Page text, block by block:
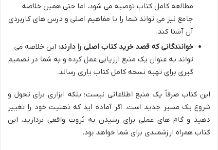
مطالعه کامل کتاب توصیه می شود، اما حتی همین خلاصه
جامع نیز می تواند شما را با مفاهیم اصلی و درس های کاربردی
آن آشنا کند.
خوانندگانی که قصد خرید کتاب اصلی را دارند: این خلاصه می
تواند به عنوان یک منبع ارزیابی عمل کرده و به شما در تصمیم
گیری برای تهیه نسخه کامل کتاب یاری رساند.
این کتاب صرفاً یک منبع اطلاعاتی نیست؛ بلکه ابزاری برای تحول و
شروع یک مسیر جدید است. اگر آماده اید که ذهنیت خود را تغییر
دهید و گام های عملی برای رسیدن به ثروت واقعی بردارید، این
کتاب همراه ارزشمندی برای شما خواهد بود.